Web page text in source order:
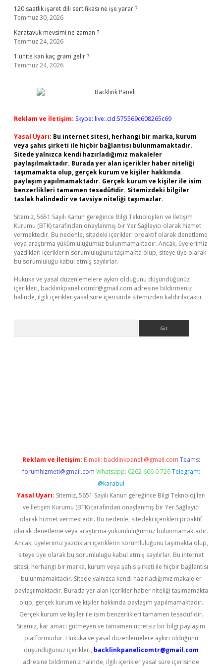
120 saatlik işaret dili sertifikası ne işe yarar ?
Temmuz 30, 2026
Karatavuk mevsimi ne zaman ?
Temmuz 24, 2026
1 ünite kan kaç gram gelir ?
Temmuz 24, 2026
Reklam ve İletişim: Skype: live:.cid.575569c608265c69
Yasal Uyarı: Bu internet sitesi, herhangi bir marka, kurum
veya şahıs şirketi ile hiçbir bağlantısı bulunmamaktadır.
Sitede yalnızca kendi hazırladığımız makaleler
paylaşılmaktadır. Burada yer alan içerikler haber niteliği
taşımamakta olup, gerçek kurum ve kişiler hakkında
paylaşım yapılmamaktadır. Gerçek kurum ve kişiler ile isim
benzerlikleri tamamen tesadüfidir. Sitemizdeki bilgiler
taslak halindedir ve tavsiye niteliği taşımazlar.
Sitemiz, 5651 Sayılı Kanun gereğince Bilgi Teknolojileri ve İletişim
Kurumu (BTK) tarafından onaylanmış bir Yer Sağlayıcı olarak hizmet
vermektedir. Bu nedenle, sitedeki içerikleri proaktif olarak denetleme
veya araştırma yükümlülüğümüz bulunmamaktadır. Ancak, üyelerimiz
yazdıkları içeriklerin sorumluluğunu taşımakta olup, siteye üye olarak
bu sorumluluğu kabul etmiş sayılırlar.
Hukuka ve yasal düzenlemelere aykırı olduğunu düşündüğünüz
içerikleri, backlinkpanelicomtr@gmail.com adresine bildirmeniz
halinde, ilgili içerikler yasal süre içerisinde sitemizden kaldırılacaktır.
Reklam ve İletişim: E-mail: backlinkpaneli@gmail.com Teams:
forumhizmeti@gmail.com Whatsapp: 0262 606 0 726 Telegram:
@karabul
Yasal Uyarı: Sitemiz, 5651 Sayılı Kanun gereğince Bilgi Teknolojileri
ve İletişim Kurumu (BTK) tarafından onaylanmış bir Yer Sağlayıcı
olarak hizmet vermektedir. Bu nedenle, sitedeki içerikleri proaktif
olarak denetleme veya araştırma yükümlülüğümüz bulunmamaktadır.
Ancak, üyelerimiz yazdıkları içeriklerin sorumluluğunu taşımakta olup,
siteye üye olarak bu sorumluluğu kabul etmiş sayılırlar. Bu internet
sitesi, herhangi bir marka, kurum veya şahıs şirketi ile hiçbir bağlantısı
bulunmamaktadır. Sitede yalnızca kendi hazırladığımız makaleler
paylaşılmaktadır. Burada yer alan içerikler haber niteliği taşımamakta
olup, gerçek kurum ve kişiler hakkında paylaşım yapılmamaktadır.
Gerçek kurum ve kişiler ile isim benzerlikleri tamamen tesadüfidir.
Sitemiz, kar amacı gütmeyen ve tamamen ücretsiz bir bilgi paylaşım
platformudur. Hukuka ve yasal düzenlemelere aykırı olduğunu
düşündüğünüz içerikleri, backlinkpanelicomtr@gmail.com
adresine bildirmeniz halinde, ilgili içerikler yasal süre içerisinde